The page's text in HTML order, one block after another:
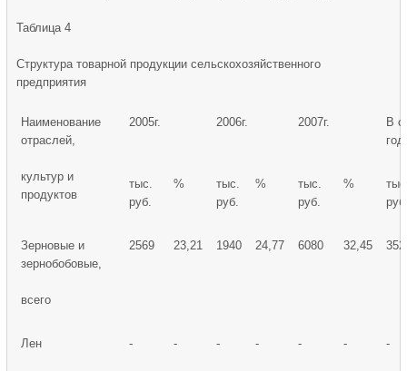
Таблица 4
Структура товарной продукции сельскохозяйственного
предприятия
Наименование
отраслей,
культур и
продуктов
2005г. 2006г. 2007г.
В
тыс.
руб.
%
тыс.
руб.
%
тыс.
руб.
%
Зерновые и
зернобобовые,
всего
2569 23,21 1940 24,77 6080 32,45
Лен - - - - - - -